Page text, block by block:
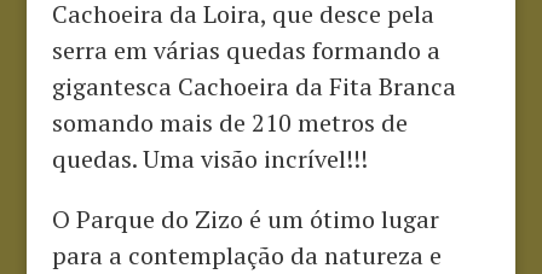
Cachoeira da Loira, que desce pela
serra em várias quedas formando a
gigantesca Cachoeira da Fita Branca
somando mais de 210 metros de
quedas. Uma visão incrível!!!
O Parque do Zizo é um ótimo lugar
para a contemplação da natureza e